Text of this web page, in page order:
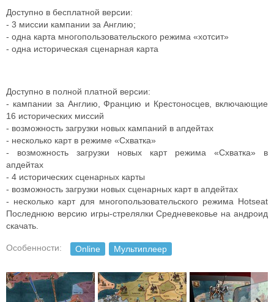
Доступно в бесплатной версии:
- 3 миссии кампании за Англию;
- одна карта многопользовательского режима «хотсит»
- одна историческая сценарная карта
Доступно в полной платной версии:
- кампании за Англию, Францию и Крестоносцев, включающие
16 исторических миссий
- возможность загрузки новых кампаний в апдейтах
- несколько карт в режиме «Схватка»
- возможность загрузки новых карт режима «Схватка» в
апдейтах
- 4 исторических сценарных карты
- возможность загрузки новых сценарных карт в апдейтах
- несколько карт для многопользовательского режима Hotseat
Последнюю версию игры-стрелялки Средневековье на андроид
скачать.
Особенности: Online Мультиплеер